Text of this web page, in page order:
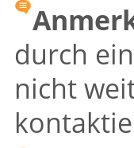
durch
nicht